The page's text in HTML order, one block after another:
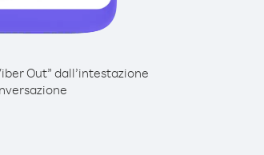
Out” dall’intestazione